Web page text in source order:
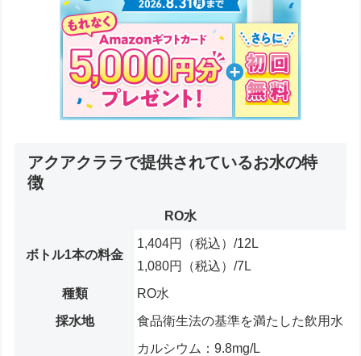
アクアクララで提供されているお水の特
徴
RO水
ボトル1本の料金
1,404円 （税込）/12L
1,080円
（税込）/7L
種類
RO水
採水地
食品衛生法の基準を満たした飲用水
カルシウム：9.8mg/L